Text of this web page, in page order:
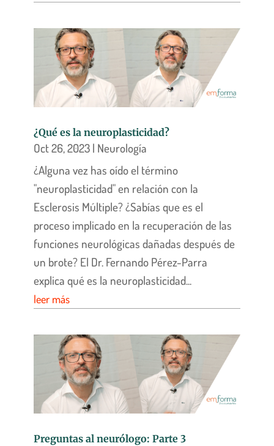
¿Qué es la neuroplasticidad?
Oct 26, 2023| Neurología
¿Alguna vez has oído el término
"neuroplasticidad" en relación con la
Esclerosis Múltiple? ¿Sabías que es el
proceso implicado en la recuperación de las
funciones neurológicas dañadas después de
un brote? El Dr. Fernando Pérez-Parra
explica qué es la neuroplasticidad...
leer más
Preguntas al neurólogo: Parte 3